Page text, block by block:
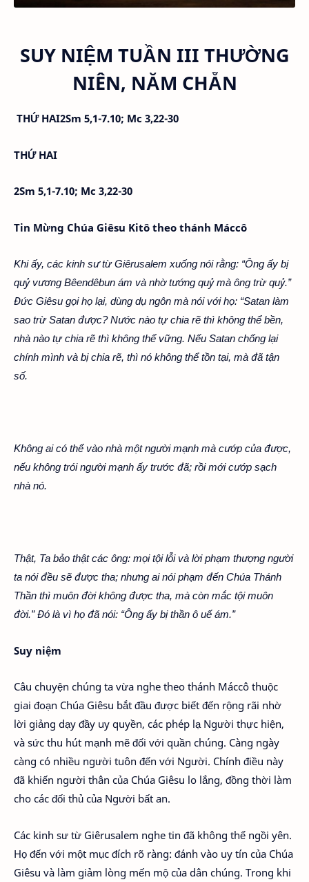
SUY NIỆM TUẦN III THƯỜNG
NIÊN, NĂM CHẴN
THỨ HAI2Sm 5,1-7.10; Mc 3,22-30
THỨ HAI
2Sm 5,1-7.10; Mc 3,22-30
Tin Mừng Chúa Giêsu Kitô theo thánh Máccô
Khi ấy, các kinh sư từ Giêrusalem xuống nói rằng: “Ông ấy bị
quỷ vương Bêendêbun ám và nhờ tướng quỷ mà ông trừ quỷ.”
Đức Giêsu gọi họ lại, dùng dụ ngôn mà nói với họ: “Satan làm
sao trừ Satan được? Nước nào tự chia rẽ thì không thể bền,
nhà nào tự chia rẽ thì không thể vững. Nếu Satan chống lại
chính mình và bị chia rẽ, thì nó không thể tồn tại, mà đã tận
số.
Không ai có thể vào nhà một người mạnh mà cướp của được,
nếu không trói người mạnh ấy trước đã; rồi mới cướp sạch
nhà nó.
Thật, Ta bảo thật các ông: mọi tội lỗi và lời phạm thượng người
ta nói đều sẽ được tha; nhưng ai nói phạm đến Chúa Thánh
Thần thì muôn đời không được tha, mà còn mắc tội muôn
đời.” Đó là vì họ đã nói: “Ông ấy bị thần ô uế ám.”
Suy niệm
Câu chuyện chúng ta vừa nghe theo thánh Máccô thuộc
giai đoạn Chúa Giêsu bắt đầu được biết đến rộng rãi nhờ
lời giảng dạy đầy uy quyền, các phép lạ Người thực hiện,
và sức thu hút mạnh mẽ đối với quần chúng. Càng ngày
càng có nhiều người tuôn đến với Người. Chính điều này
đã khiến người thân của Chúa Giêsu lo lắng, đồng thời làm
cho các đối thủ của Người bất an.
Các kinh sư từ Giêrusalem nghe tin đã không thể ngồi yên.
Họ đến với một mục đích rõ ràng: đánh vào uy tín của Chúa
Giêsu và làm giảm lòng mến mộ của dân chúng. Trong khi